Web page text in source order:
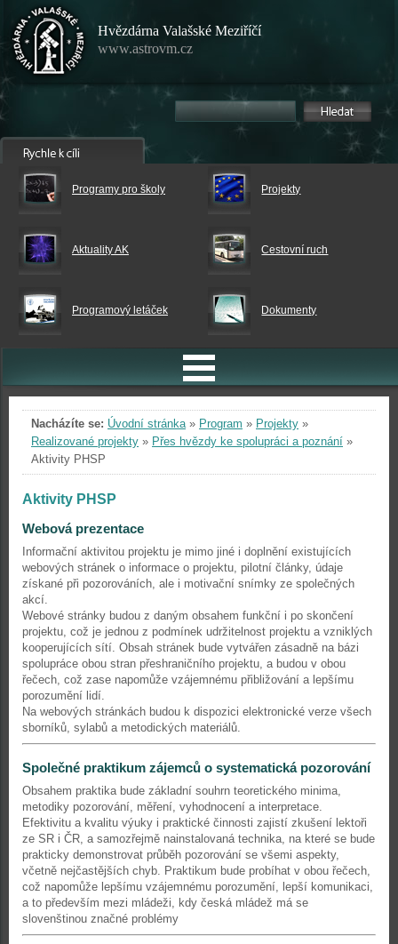
Hvězdárna Valašské Meziříčí
www.astrovm.cz
Programy pro školy Projekty
Aktuality AK Cestovní ruch
Programový letáček Dokumenty
Nacházíte se: Úvodní stránka» Program » Projekty »
Realizované projekty » Přes hvězdy ke spolupráci a poznání »
Aktivity PHSP
Aktivity PHSP
Webová prezentace
Informační aktivitou projektu je mimo jiné i doplnění existujících
webových stránek o informace o projektu, pilotní články, údaje
získané při pozorováních, ale i motivační snímky ze společných
akcí.
Webové stránky budou z daným obsahem funkční i po skončení
projektu, což je jednou z podmínek udržitelnost projektu a vzniklých
kooperujících sítí. Obsah stránek bude vytvářen zásadně na bázi
spolupráce obou stran přeshraničního projektu, a budou v obou
řečech, což zase napomůže vzájemnému přibližování a lepšímu
porozumění lidí.
Na webových stránkách budou k dispozici elektronické verze všech
sborníků, sylabů a metodických materiálů.
Společné praktikum zájemců o systematická pozorování
Obsahem praktika bude základní souhrn teoretického minima,
metodiky pozorování, měření, vyhodnocení a interpretace.
Efektivitu a kvalitu výuky i praktické činnosti zajistí zkušení lektoři
ze SR i ČR, a samozřejmě nainstalovaná technika, na které se bude
prakticky demonstrovat průběh pozorování se všemi aspekty,
včetně nejčastějších chyb. Praktikum bude probíhat v obou řečech,
což napomůže lepšímu vzájemnému porozumění, lepší komunikaci,
a to především mezi mládeži, kdy česká mládež má se
slovenštinou značné problémy